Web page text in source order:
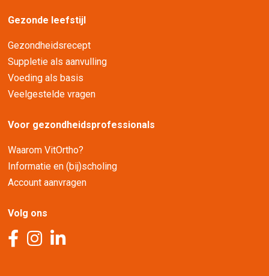
Gezonde leefstijl
Gezondheidsrecept
Suppletie als aanvulling
Voeding als basis
Veelgestelde vragen
Voor gezondheidsprofessionals
Waarom VitOrtho?
Informatie en (bij)scholing
Account aanvragen
Volg ons